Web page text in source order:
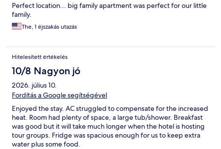
Perfect location... big family apartment was perfect for our little
family.
The, 1 éjszakás utazás
Hitelesített értékelés
10/8 Nagyon jó
2026. július 10.
Fordítás a Google segítségével
Enjoyed the stay. AC struggled to compensate for the increased
heat. Room had plenty of space, a large tub/shower. Breakfast
was good but it will take much longer when the hotel is hosting
tour groups. Fridge was spacious enough for us to keep extra
water plus some food.